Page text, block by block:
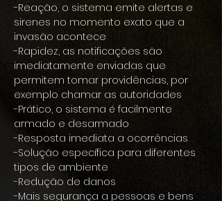
-Reação, o sistema emite alertas e
sirenes no momento exato que a
invasão acontece
-Rapidez, as notificações são
imediatamente enviadas que
permitem tomar providências, por
exemplo chamar as autoridades
-Prático, o sistema é facilmente
armado e desarmado
-Resposta imediata a ocorrências
-Solução específica para diferentes
tipos de ambiente
-Redução de danos
-Mais segurança a pessoas e bens